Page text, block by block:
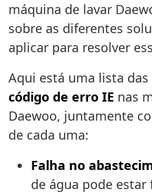
máquina de lavar
sobre as diferentes
aplicar para resolver
Aqui está uma lista das
código de erro IE nas
Daewoo, juntamente
de cada uma:
Falha no
de água pode estar